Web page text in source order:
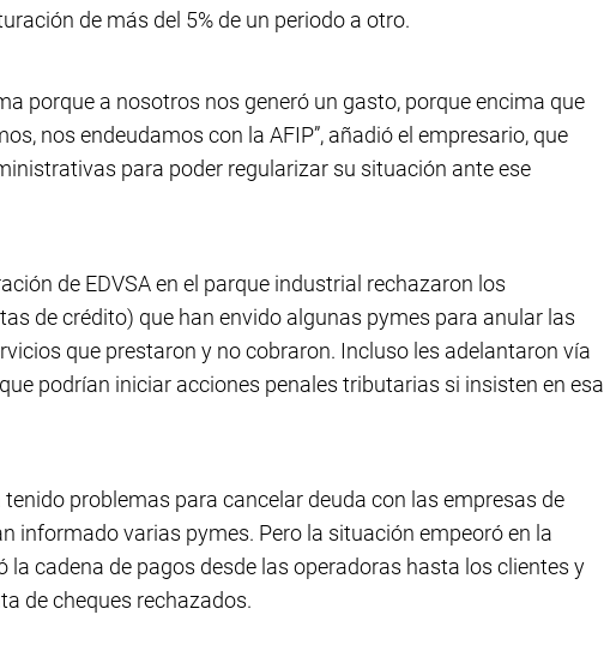
de más del 5% de un periodo a otro.
porque a nosotros nos generó un gasto, porque encima que
nos endeudamos con la AFIP”, añadió el empresario, que
para poder regularizar su situación ante ese
de EDVSA en el parque industrial rechazaron los
de crédito) que han envido algunas pymes para anular las
que prestaron y no cobraron. Incluso les adelantaron vía
podrían iniciar acciones penales tributarias si insisten en esa
tenido problemas para cancelar deuda con las empresas de
informado varias pymes. Pero la situación empeoró en la
la cadena de pagos desde las operadoras hasta los clientes y
de cheques rechazados.